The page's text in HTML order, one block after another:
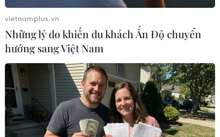
TIN LIÊN QUAN
vietnamplus.vn
Những lý do khiến du khách Ấn Độ chuyển
hướng sang Việt Nam